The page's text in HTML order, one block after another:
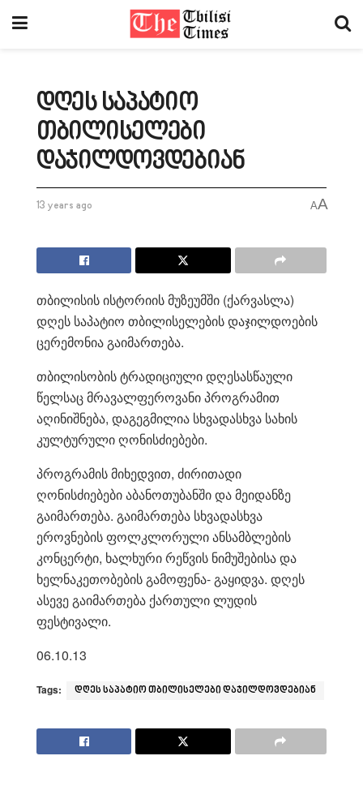
დღეს საპატიო
თბილისელები
დაჯილდოვდებიან
13 years ago AA
თბილისის ისტორიის მუზეუმში (ქარვასლა)
დღეს საპატიო თბილისელების დაჯილდოების
ცერემონია გაიმართება.
თბილისობის ტრადიციული დღესასწაული
წელსაც მრავალფეროვანი პროგრამით
აღინიშნება, დაგეგმილია სხვადასხვა სახის
კულტურული ღონისძიებები.
პროგრამის მიხედვით, ძირითადი
ღონისძიებები აბანოთუბანში და მეიდანზე
გაიმართება. გაიმართება სხვადასხვა
ეროვნების ფოლკლორული ანსამბლების
კონცერტი, ხალხური რეწვის ნიმუშებისა და
ხელნაკეთობების გამოფენა- გაყიდვა. დღეს
ასევე გაიმართება ქართული ლუდის
ფესტივალი.
06.10.13
Tags: დღეს საპატიო თბილისელები დაჯილდოვდებიან